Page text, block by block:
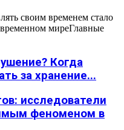
своим временем стало
миреГлавные
Когда
за хранение...
исследователи
феноменом в